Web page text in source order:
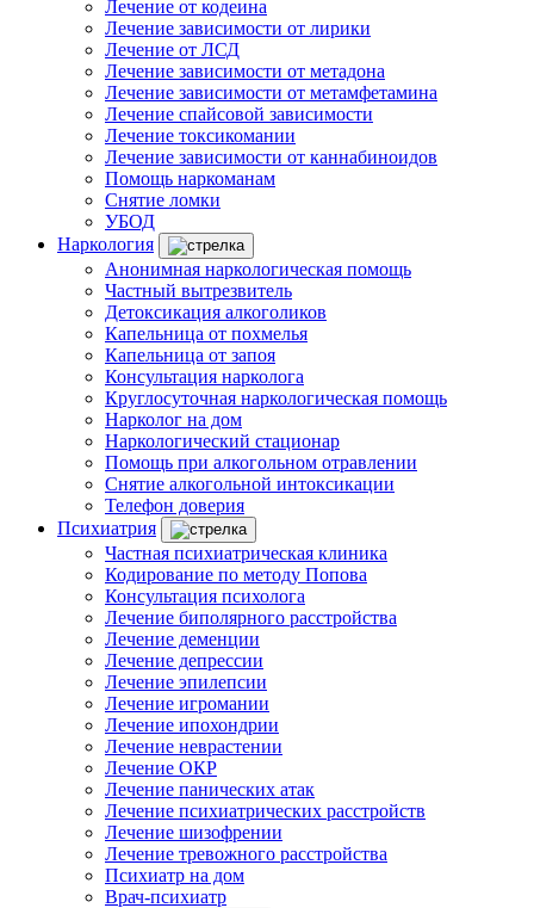
Лечение от кодеина
Лечение зависимости от лирики
Лечение от ЛСД
Лечение зависимости от метадона
Лечение зависимости от метамфетамина
Лечение спайсовой зависимости
Лечение токсикомании
Лечение зависимости от каннабиноидов
Помощь наркоманам
Снятие ломки
УБОД
Наркология
Анонимная наркологическая помощь
Частный вытрезвитель
Детоксикация алкоголиков
Капельница от похмелья
Капельница от запоя
Консультация нарколога
Круглосуточная наркологическая помощь
Нарколог на дом
Наркологический стационар
Помощь при алкогольном отравлении
Снятие алкогольной интоксикации
Телефон доверия
Психиатрия
Частная психиатрическая клиника
Кодирование по методу Попова
Консультация психолога
Лечение биполярного расстройства
Лечение деменции
Лечение депрессии
Лечение эпилепсии
Лечение игромании
Лечение ипохондрии
Лечение неврастении
Лечение ОКР
Лечение панических атак
Лечение психиатрических расстройств
Лечение шизофрении
Лечение тревожного расстройства
Психиатр на дом
Врач-психиатр